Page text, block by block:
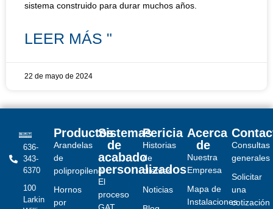
sistema construido para durar muchos años.
LEER MÁS "
22 de mayo de 2024
636-
343-
6370
100
Larkin
Productos
Arandelas
de
polipropileno
Hornos
por
Sistemas
de
acabado
personalizados
El
proceso
Pericia
Historias
de
clientes
Noticias
Acerca
de
Nuestra
Empresa
Mapa de
Instalaciones
Consultas
generales
Solicitar
una
cotización